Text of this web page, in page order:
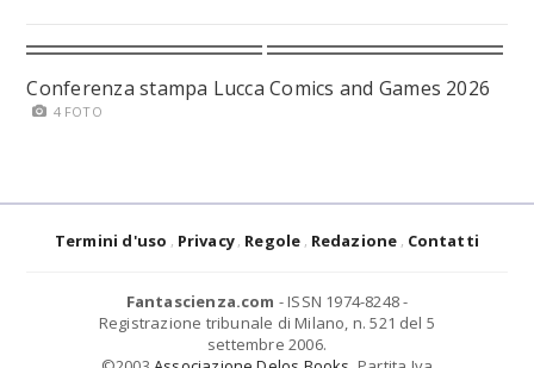
Conferenza stampa Lucca Comics and Games 2026
4 FOTO
Termini d'uso Privacy Regole Redazione Contatti
Fantascienza.com - ISSN 1974-8248 -
Registrazione tribunale di Milano, n. 521 del 5
settembre 2006.